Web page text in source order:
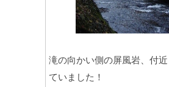
滝の向かい側の屏風岩、付
ていました！